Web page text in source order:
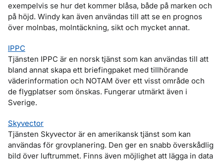
exempelvis se hur det kommer blåsa, både på marken och
på höjd. Windy kan även användas till att se en prognos
över molnbas, molntäckning, sikt och mycket annat.
IPPC
Tjänsten IPPC är en norsk tjänst som kan användas till att
bland annat skapa ett briefingpaket med tillhörande
väderinformation och NOTAM över ett visst område och
de flygplatser som önskas. Fungerar utmärkt även i
Sverige.
Skyvector
Tjänsten Skyvector är en amerikansk tjänst som kan
användas för grovplanering. Den ger en snabb överskådlig
bild över luftrummet. Finns även möjlighet att lägga in data